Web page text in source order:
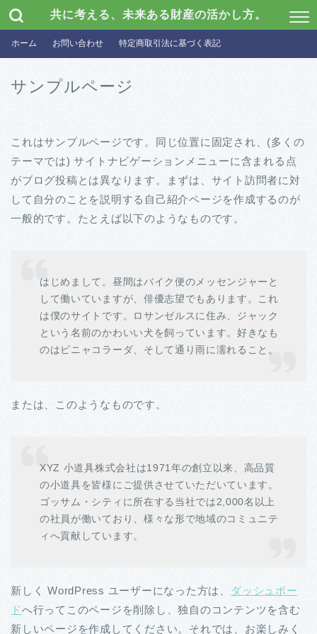
共に考える、未来ある財産の活かし方。
ホーム お問い合わせ 特定商取引法に基づく表記
サンプルページ
これはサンプルページです。同じ位置に固定され、(多くの
テーマでは) サイトナビゲーションメニューに含まれる点
がブログ投稿とは異なります。まずは、サイト訪問者に対
して自分のことを説明する自己紹介ページを作成するのが
一般的です。たとえば以下のようなものです。
はじめまして。昼間はバイク便のメッセンジャーと
して働いていますが、俳優志望でもあります。これ
は僕のサイトです。ロサンゼルスに住み、ジャック
という名前のかわいい犬を飼っています。好きなも
のはピニャコラーダ、そして通り雨に濡れること。
または、このようなものです。
XYZ 小道具株式会社は1971年の創立以来、高品質
の小道具を皆様にご提供させていただいています。
ゴッサム・シティに所在する当社では2,000名以上
の社員が働いており、様々な形で地域のコミュニテ
ィへ貢献しています。
新しく WordPress ユーザーになった方は、
ダッシュボー
ドへ行ってこのページを削除し、独自のコンテンツを含む
新しいページを作成してください。それでは、お楽しみく